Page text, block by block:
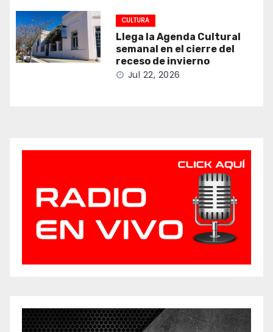
CULTURA
Llega la Agenda Cultural
semanal en el cierre del
receso de invierno
Jul 22, 2026